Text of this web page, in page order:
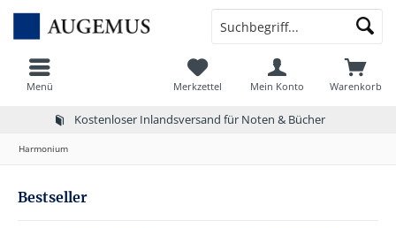
Kostenloser Inlandsversand für Noten & Bücher
Menü Warenkorb
Merkzettel Mein Konto
Harmonium
Bestseller